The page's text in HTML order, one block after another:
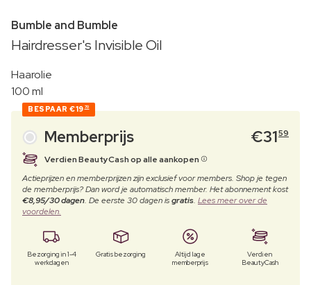
Bumble and Bumble
Hairdresser's Invisible Oil
Haarolie
100 ml
BESPAAR €19 70
Memberprijs €3159
Verdien BeautyCash op alle aankopen
Actieprijzen en memberprijzen zijn exclusief voor members. Shop je tegen
de memberprijs? Dan word je automatisch member. Het abonnement kost
€8,95/30 dagen. De eerste 30 dagen isgratis. Lees meer over de
voordelen.
Bezorging in 1-4
werkdagen
Gratis bezorging
Altijd lage
memberprijs
Verdien
BeautyCash